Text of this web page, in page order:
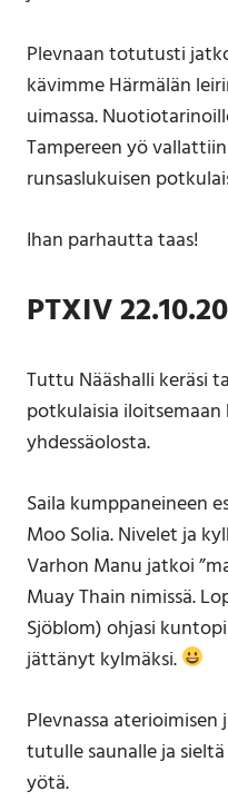
Plevnaan totutusti
kävimme Härmälän
uimassa.
Tampereen yö
runsaslukuisen
Ihan parhautta taas!
PTXIV
Tuttu Nääshalli keräsi
potkulaisia
yhdessäolosta.
Saila kumppaneineen
Moo Solia. Nivelet ja
Varhon Manu jatkoi
Muay Thain nimissä.
Sjöblom) ohjasi
jättänyt kylmäksi.
Plevnassa
tutulle saunalle ja
yötä.